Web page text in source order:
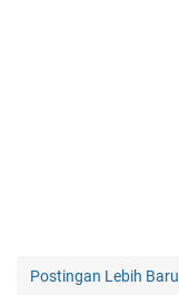
Postingan Lebih Baru